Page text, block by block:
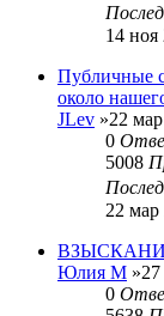
14 ноя
Публичные
около
JLev »22
0
5008
22 мар
Юлия М
0